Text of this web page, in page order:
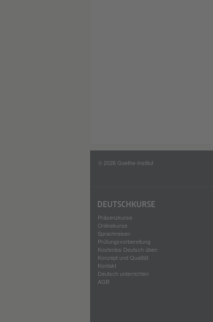
© 2026 Goethe-Institut
DEUTSCH­KURSE
Präsenzkurse
Onlinekurse
Sprach­reisen
Prüfungsvorbereitung
Kostenlos Deutsch üben
Konzept und Qualität
Kontakt
Deutsch unterrichten
AGB